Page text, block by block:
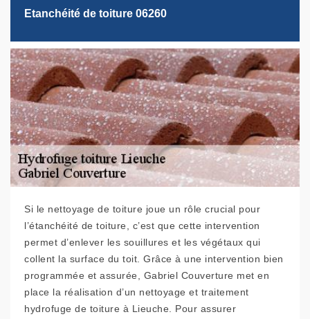
Etanchéité de toiture 06260
Si le nettoyage de toiture joue un rôle crucial pour
l’étanchéité de toiture, c’est que cette intervention
permet d’enlever les souillures et les végétaux qui
collent la surface du toit. Grâce à une intervention bien
programmée et assurée, Gabriel Couverture met en
place la réalisation d’un nettoyage et traitement
hydrofuge de toiture à Lieuche. Pour assurer